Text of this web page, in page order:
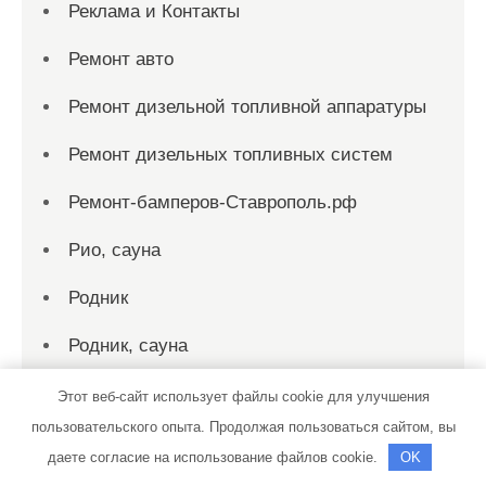
Реклама и Контакты
Ремонт авто
Ремонт дизельной топливной аппаратуры
Ремонт дизельных топливных систем
Ремонт-бамперов-Ставрополь.рф
Рио, сауна
Родник
Родник, сауна
Русская баня на дровах
Русская баня, Русская баня
Этот веб-сайт использует файлы cookie для улучшения
пользовательского опыта. Продолжая пользоваться сайтом, вы
даете согласие на использование файлов cookie.
OK